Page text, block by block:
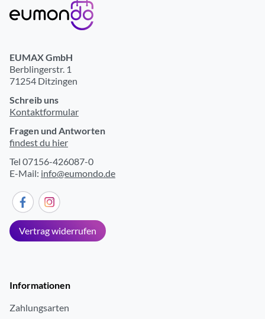
EUMAX GmbH
Berblingerstr. 1
71254 Ditzingen
Schreib uns
Kontaktformular
Fragen und Antworten
findest du hier
Tel 07156-426087-0
E-Mail: info@eumondo.de
Vertrag widerrufen
Informationen
Zahlungsarten